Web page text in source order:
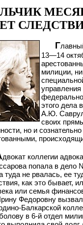
Г
13—14
милиции,
этого дела
А.Ю.
своих
но и
двокат коллегии
попала в дело
туда не рвалась, ее
как это бывает,
или семья
Федоровну вызвали
Балкарской
в 6-й отдел